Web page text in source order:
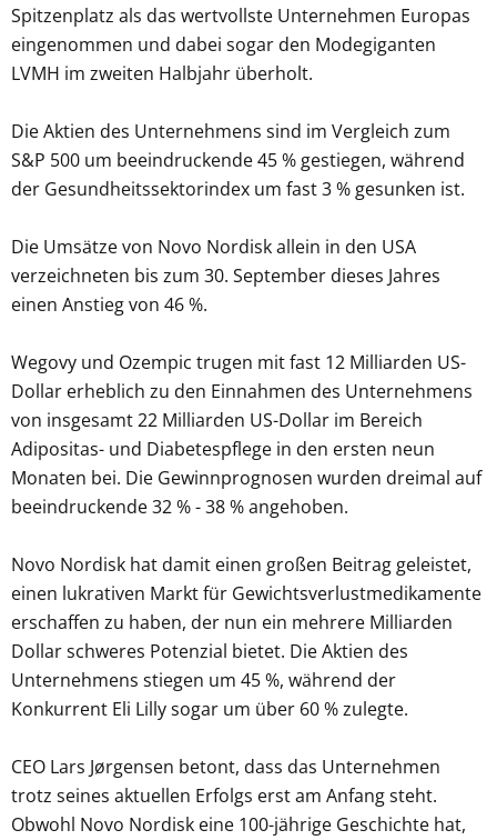
Spitzenplatz als das wertvollste Unternehmen Europas
eingenommen und dabei sogar den Modegiganten
LVMH im zweiten Halbjahr überholt.
Die Aktien des Unternehmens sind im Vergleich zum
S&P 500 um beeindruckende 45 % gestiegen, während
der Gesundheitssektorindex um fast 3 % gesunken ist.
Die Umsätze von Novo Nordisk allein in den USA
verzeichneten bis zum 30. September dieses Jahres
einen Anstieg von 46 %.
Wegovy und Ozempic trugen mit fast 12 Milliarden US-
Dollar erheblich zu den Einnahmen des Unternehmens
von insgesamt 22 Milliarden US-Dollar im Bereich
Adipositas- und Diabetespflege in den ersten neun
Monaten bei. Die Gewinnprognosen wurden dreimal auf
beeindruckende 32 % - 38 % angehoben.
Novo Nordisk hat damit einen großen Beitrag geleistet,
einen lukrativen Markt für Gewichtsverlustmedikamente
erschaffen zu haben, der nun ein mehrere Milliarden
Dollar schweres Potenzial bietet. Die Aktien des
Unternehmens stiegen um 45 %, während der
Konkurrent Eli Lilly sogar um über 60 % zulegte.
CEO Lars Jørgensen betont, dass das Unternehmen
trotz seines aktuellen Erfolgs erst am Anfang steht.
Obwohl Novo Nordisk eine 100-jährige Geschichte hat,